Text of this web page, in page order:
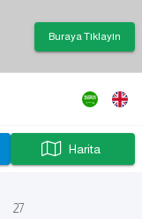
Buraya Tıklayın
Harita
27